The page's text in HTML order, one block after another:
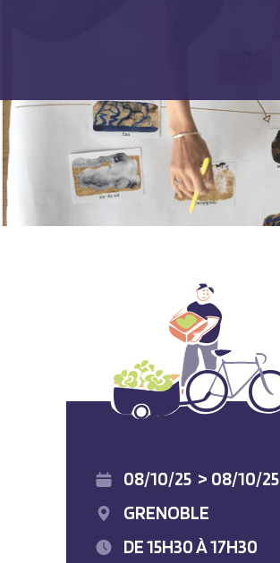
08/10/25 > 08/10/25
GRENOBLE
DE 15H30 À 17H30